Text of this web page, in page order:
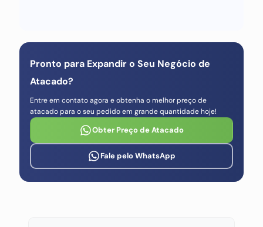
Pronto para Expandir o Seu Negócio de
Atacado?
Entre em contato agora e obtenha o melhor preço de
atacado para o seu pedido em grande quantidade hoje!
Obter Preço de Atacado
Fale pelo WhatsApp